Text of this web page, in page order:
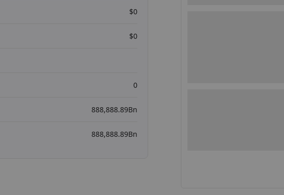
$0
$0
0
888,888.89Bn
888,888.89Bn